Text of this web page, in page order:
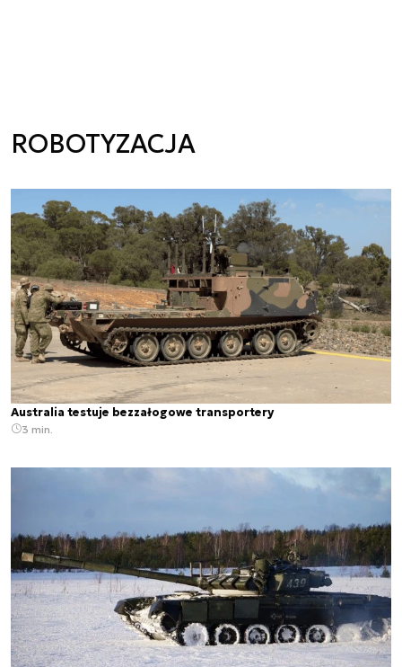
ROBOTYZACJA
Australia testuje bezzałogowe transportery
3 min.